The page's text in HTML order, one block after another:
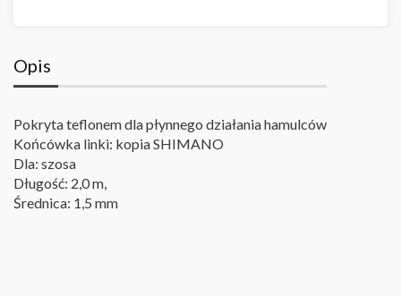
Opis
Pokryta teflonem dla płynnego działania hamulców
Końcówka linki: kopia SHIMANO
Dla: szosa
Długość: 2,0 m,
Średnica: 1,5 mm